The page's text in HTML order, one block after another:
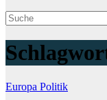
Europa Politik